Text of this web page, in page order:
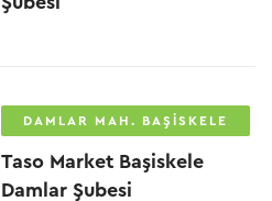
DAMLAR MAH. BAŞISKELE
Taso Market Başiskele
Damlar Şubesi